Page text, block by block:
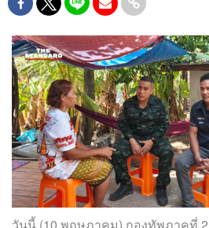
วันนี้ (10 พฤษภาคม) กองทัพภาคที่ 2